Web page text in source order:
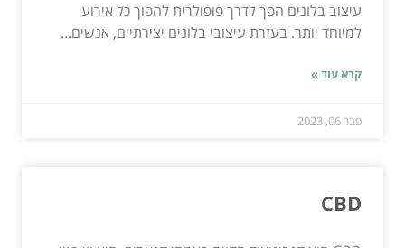
עיצוב בלונים הפך לדרך פופולרית להפוך כל אירוע
למיוחד יותר. בעזרת עיצובי בלונים יצירתיים, אנשים...
קרא עוד »
פבר 06, 2023
CBD